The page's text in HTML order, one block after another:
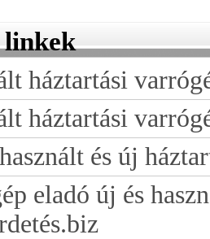
linkek
háztartási
háztartási
és új
eladó új és